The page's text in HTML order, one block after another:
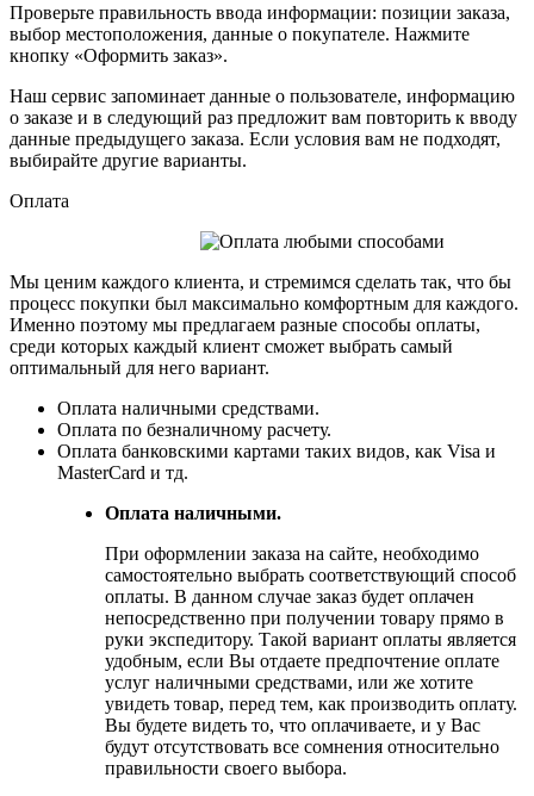
Проверьте правильность ввода информации: позиции заказа,
выбор местоположения, данные о покупателе. Нажмите
кнопку «Оформить заказ».
Наш сервис запоминает данные о пользователе, информацию
о заказе и в следующий раз предложит вам повторить к вводу
данные предыдущего заказа. Если условия вам не подходят,
выбирайте другие варианты.
Оплата
Мы ценим каждого клиента, и стремимся сделать так, что бы
процесс покупки был максимально комфортным для каждого.
Именно поэтому мы предлагаем разные способы оплаты,
среди которых каждый клиент сможет выбрать самый
оптимальный для него вариант.
Оплата наличными средствами.
Оплата по безналичному расчету.
Оплата банковскими картами таких видов, как Visa и
MasterCard и тд.
Оплата наличными.
При оформлении заказа на сайте, необходимо
самостоятельно выбрать соответствующий способ
оплаты. В данном случае заказ будет оплачен
непосредственно при получении товару прямо в
руки экспедитору. Такой вариант оплаты является
удобным, если Вы отдаете предпочтение оплате
услуг наличными средствами, или же хотите
увидеть товар, перед тем, как производить оплату.
Вы будете видеть то, что оплачиваете, и у Вас
будут отсутствовать все сомнения относительно
правильности своего выбора.